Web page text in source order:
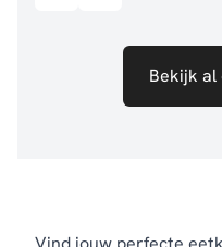
Bekijk